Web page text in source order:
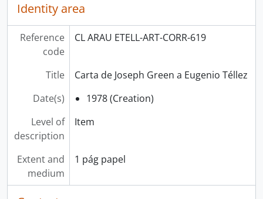
Identity area
Reference
code
CL ARAU ETELL-ART-CORR-619
Title
Carta de Joseph Green a Eugenio Téllez
Date(s)
1978 (Creation)
Level of
description
Item
Extent and
medium
1 pág papel